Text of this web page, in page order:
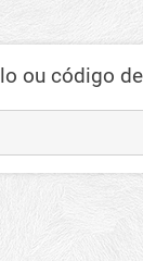
ou código